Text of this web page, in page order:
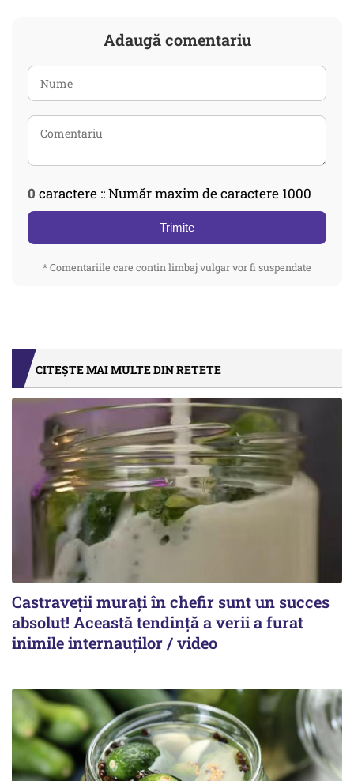
Adaugă comentariu
0 caractere :: Număr maxim de caractere 1000
Trimite
* Comentariile care contin limbaj vulgar vor fi suspendate
CITEȘTE MAI MULTE DIN RETETE
Castraveții murați în chefir sunt un succes
absolut! Această tendință a verii a furat
inimile internauților / video